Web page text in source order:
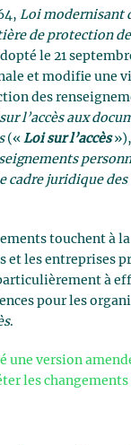
Loi modernisant
de protection
le 21
et modifie une
des
l’accès aux
(« Loi sur l’accès
cadre juridique
touchent à
et les entreprises
à
pour les
.
une version
les changements